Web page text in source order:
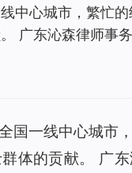
中心城市，繁忙
广东沁森律师事
国一线中心城市
体的贡献。 广